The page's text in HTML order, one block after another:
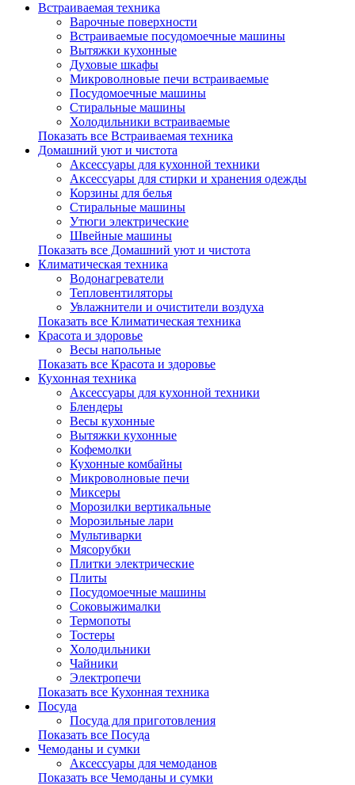
Встраиваемая техника
Варочные поверхности
Встраиваемые посудомоечные машины
Вытяжки кухонные
Духовые шкафы
Микроволновые печи встраиваемые
Посудомоечные машины
Стиральные машины
Холодильники встраиваемые
Показать все Встраиваемая техника
Домашний уют и чистота
Аксессуары для кухонной техники
Аксессуары для стирки и хранения одежды
Корзины для белья
Стиральные машины
Утюги электрические
Швейные машины
Показать все Домашний уют и чистота
Климатическая техника
Водонагреватели
Тепловентиляторы
Увлажнители и очистители воздуха
Показать все Климатическая техника
Красота и здоровье
Весы напольные
Показать все Красота и здоровье
Кухонная техника
Аксессуары для кухонной техники
Блендеры
Весы кухонные
Вытяжки кухонные
Кофемолки
Кухонные комбайны
Микроволновые печи
Миксеры
Морозилки вертикальные
Морозильные лари
Мультиварки
Мясорубки
Плитки электрические
Плиты
Посудомоечные машины
Соковыжималки
Термопоты
Тостеры
Холодильники
Чайники
Электропечи
Показать все Кухонная техника
Посуда
Посуда для приготовления
Показать все Посуда
Чемоданы и сумки
Аксессуары для чемоданов
Показать все Чемоданы и сумки